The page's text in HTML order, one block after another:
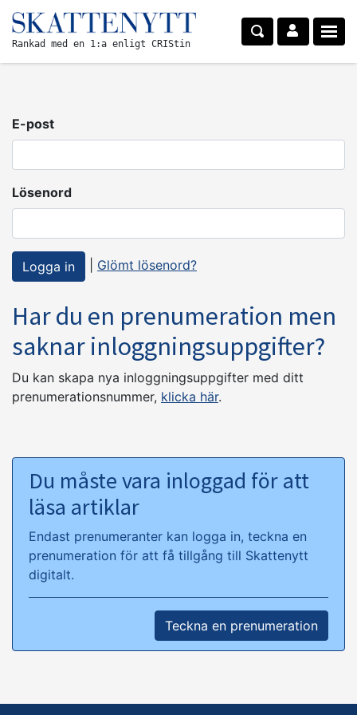
Rankad med en 1:a enligt CRIStin
E-post
Lösenord
Glömt lösenord?
Har du en prenumeration men
saknar inloggningsuppgifter?
Du kan skapa nya inloggningsuppgifter med ditt
prenumerationsnummer, klicka här.
Du måste vara inloggad för att
läsa artiklar
Endast prenumeranter kan logga in, teckna en
prenumeration för att få tillgång till Skattenytt
digitalt.
Teckna en prenumeration